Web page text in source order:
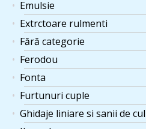
Emulsie
Extrctoare rulmenti
Fără categorie
Ferodou
Fonta
Furtunuri cuple
Ghidaje liniare si sanii de